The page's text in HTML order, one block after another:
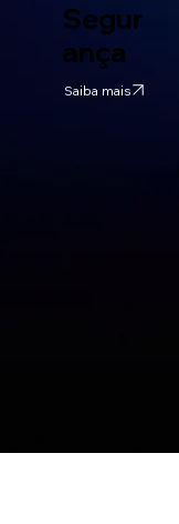
Segur
ança
Saiba mais